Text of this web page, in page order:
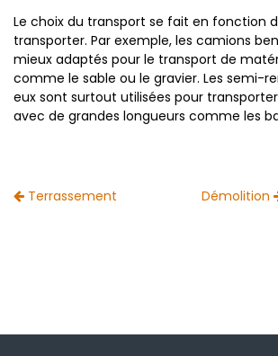
Le choix du transport se fait en fonction
transporter. Par exemple, les camions
mieux adaptés pour le transport de
comme le sable ou le gravier. Les semi-
eux sont surtout utilisées pour
avec de grandes longueurs comme les
Terrassement Démolition